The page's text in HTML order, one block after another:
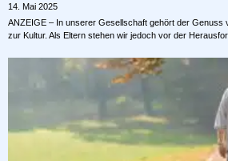
14. Mai 2025
ANZEIGE – In unserer Gesellschaft gehört der Genuss
zur Kultur. Als Eltern stehen wir jedoch vor der